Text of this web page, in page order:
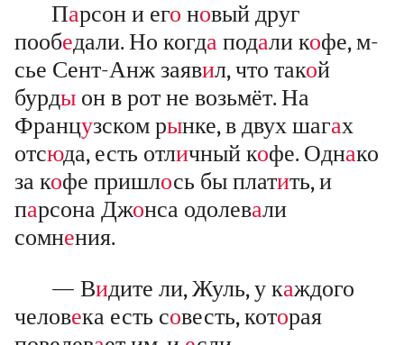
Парсон и его новый друг
пообедали. Но когда подали кофе, м-
сье Сент-Анж заявил, что такой
бурды он в рот не возьмёт. На
Французском рынке, в двух шагах
отсюда, есть отличный кофе. Однако
за кофе пришлось бы платить, и
парсона Джонса одолевали
сомнения.
— Видите ли, Жуль, у каждого
человека есть совесть, которая